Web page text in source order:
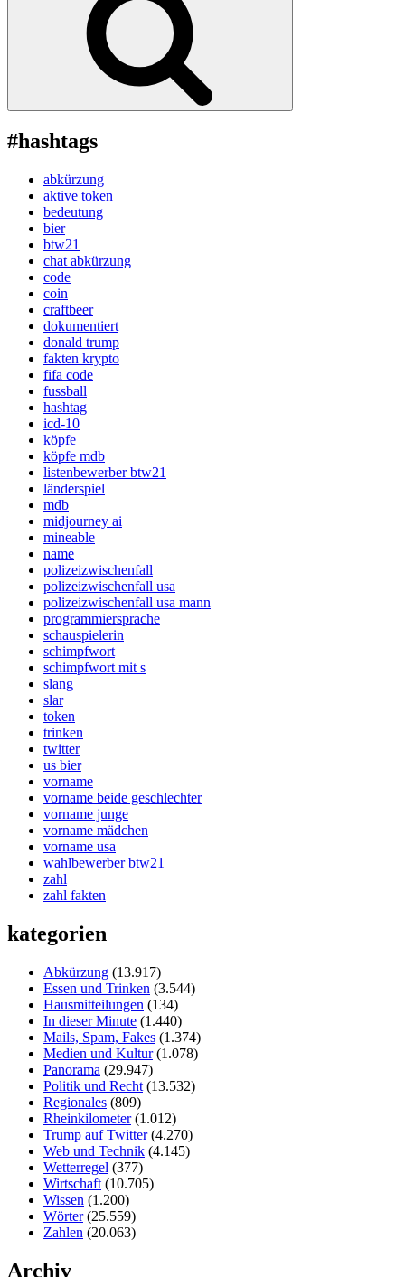
#hashtags
abkürzung
aktive token
bedeutung
bier
btw21
chat abkürzung
code
coin
craftbeer
dokumentiert
donald trump
fakten krypto
fifa code
fussball
hashtag
icd-10
köpfe
köpfe mdb
listenbewerber btw21
länderspiel
mdb
midjourney ai
mineable
name
polizeizwischenfall
polizeizwischenfall usa
polizeizwischenfall usa mann
programmiersprache
schauspielerin
schimpfwort
schimpfwort mit s
slang
slar
token
trinken
twitter
us bier
vorname
vorname beide geschlechter
vorname junge
vorname mädchen
vorname usa
wahlbewerber btw21
zahl
zahl fakten
kategorien
Abkürzung (13.917)
Essen und Trinken (3.544)
Hausmitteilungen (134)
In dieser Minute (1.440)
Mails, Spam, Fakes (1.374)
Medien und Kultur(1.078)
Panorama (29.947)
Politik und Recht (13.532)
Regionales (809)
Rheinkilometer(1.012)
Trump auf Twitter(4.270)
Web und Technik (4.145)
Wetterregel (377)
Wirtschaft (10.705)
Wissen (1.200)
Wörter(25.559)
Zahlen (20.063)
Archiv